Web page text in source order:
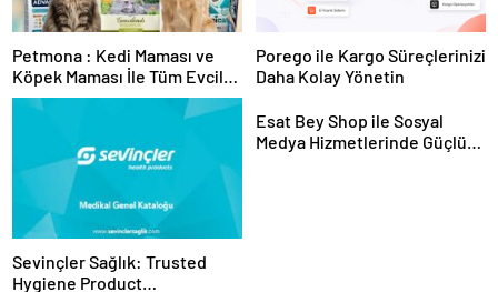
Petmona : Kedi Maması ve
Köpek Maması İle Tüm Evcil
Hayvan Ürünleri
Porego ile Kargo Süreçlerinizi
Daha Kolay Yönetin
Sevinçler Sağlık: Trusted
Hygiene Product
Esat Bey Shop ile Sosyal
Medya Hizmetlerinde Güçlü